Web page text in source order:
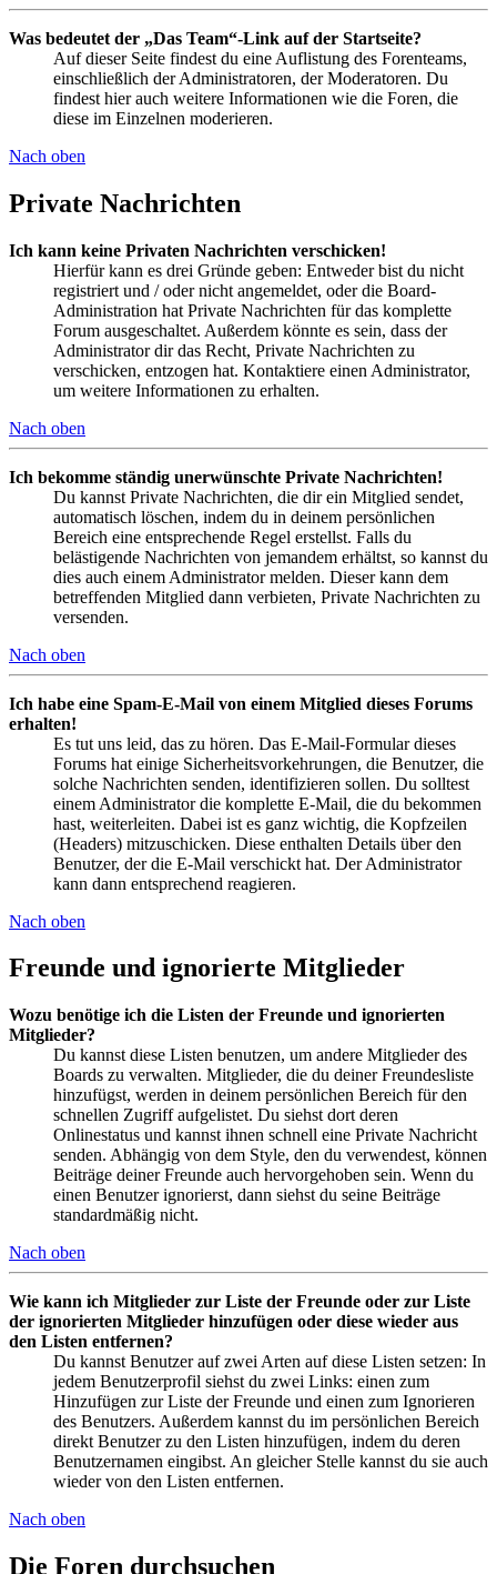
Was bedeutet der „Das Team“-Link auf der Startseite?
Auf dieser Seite findest du eine Auflistung des Forenteams,
einschließlich der Administratoren, der Moderatoren. Du
findest hier auch weitere Informationen wie die Foren, die
diese im Einzelnen moderieren.
Nach oben
Private Nachrichten
Ich kann keine Privaten Nachrichten verschicken!
Hierfür kann es drei Gründe geben: Entweder bist du nicht
registriert und / oder nicht angemeldet, oder die Board-
Administration hat Private Nachrichten für das komplette
Forum ausgeschaltet. Außerdem könnte es sein, dass der
Administrator dir das Recht, Private Nachrichten zu
verschicken, entzogen hat. Kontaktiere einen Administrator,
um weitere Informationen zu erhalten.
Nach oben
Ich bekomme ständig unerwünschte Private Nachrichten!
Du kannst Private Nachrichten, die dir ein Mitglied sendet,
automatisch löschen, indem du in deinem persönlichen
Bereich eine entsprechende Regel erstellst. Falls du
belästigende Nachrichten von jemandem erhältst, so kannst du
dies auch einem Administrator melden. Dieser kann dem
betreffenden Mitglied dann verbieten, Private Nachrichten zu
versenden.
Nach oben
Ich habe eine Spam-E-Mail von einem Mitglied dieses Forums
erhalten!
Es tut uns leid, das zu hören. Das E-Mail-Formular dieses
Forums hat einige Sicherheitsvorkehrungen, die Benutzer, die
solche Nachrichten senden, identifizieren sollen. Du solltest
einem Administrator die komplette E-Mail, die du bekommen
hast, weiterleiten. Dabei ist es ganz wichtig, die Kopfzeilen
(Headers) mitzuschicken. Diese enthalten Details über den
Benutzer, der die E-Mail verschickt hat. Der Administrator
kann dann entsprechend reagieren.
Nach oben
Freunde und ignorierte Mitglieder
Wozu benötige ich die Listen der Freunde und ignorierten
Mitglieder?
Du kannst diese Listen benutzen, um andere Mitglieder des
Boards zu verwalten. Mitglieder, die du deiner Freundesliste
hinzufügst, werden in deinem persönlichen Bereich für den
schnellen Zugriff aufgelistet. Du siehst dort deren
Onlinestatus und kannst ihnen schnell eine Private Nachricht
senden. Abhängig von dem Style, den du verwendest, können
Beiträge deiner Freunde auch hervorgehoben sein. Wenn du
einen Benutzer ignorierst, dann siehst du seine Beiträge
standardmäßig nicht.
Nach oben
Wie kann ich Mitglieder zur Liste der Freunde oder zur Liste
der ignorierten Mitglieder hinzufügen oder diese wieder aus
den Listen entfernen?
Du kannst Benutzer auf zwei Arten auf diese Listen setzen: In
jedem Benutzerprofil siehst du zwei Links: einen zum
Hinzufügen zur Liste der Freunde und einen zum Ignorieren
des Benutzers. Außerdem kannst du im persönlichen Bereich
direkt Benutzer zu den Listen hinzufügen, indem du deren
Benutzernamen eingibst. An gleicher Stelle kannst du sie auch
wieder von den Listen entfernen.
Nach oben
Die Foren durchsuchen